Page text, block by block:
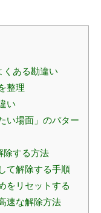
くある勘違い
整理
い
い場面」のパター
除する方法
て解除する手順
をリセットする
速な解除方法